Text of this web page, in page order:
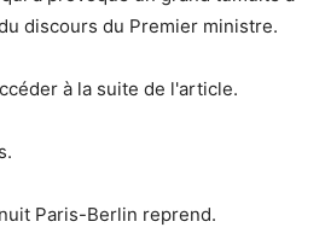
discours du Premier ministre.
à la suite de l'article.
Paris-Berlin reprend.